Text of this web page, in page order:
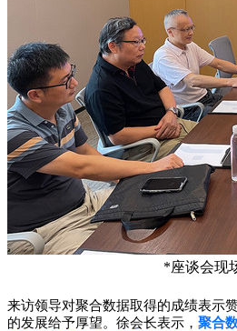
*座谈会现
来访领导对聚合数据取得的成绩表示
的发展给予厚望。徐会长表示， 聚合